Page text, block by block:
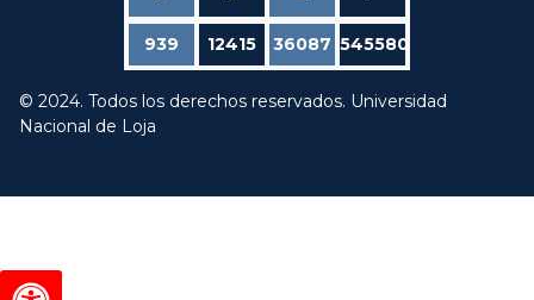
939 12415 36087 545580
© 2024. Todos los derechos reservados. Universidad
Nacional de Loja